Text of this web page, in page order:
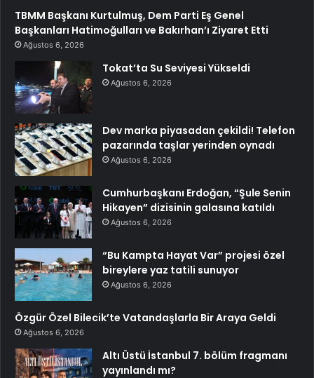
TBMM Başkanı Kurtulmuş, Dem Parti Eş Genel
Başkanları Hatimoğulları ve Bakırhan’ı Ziyaret Etti
Ağustos 6, 2026
Tokat’ta Su Seviyesi Yükseldi
Ağustos 6, 2026
Dev marka piyasadan çekildi! Telefon
pazarında taşlar yerinden oynadı
Ağustos 6, 2026
Cumhurbaşkanı Erdoğan, “Şule Senin
Hikayen” dizisinin galasına katıldı
Ağustos 6, 2026
“Bu Kampta Hayat Var” projesi özel
bireylere yaz tatili sunuyor
Ağustos 6, 2026
Özgür Özel Bilecik’te Vatandaşlarla Bir Araya Geldi
Ağustos 6, 2026
Altı Üstü İstanbul 7. bölüm fragmanı
yayınlandı mı?